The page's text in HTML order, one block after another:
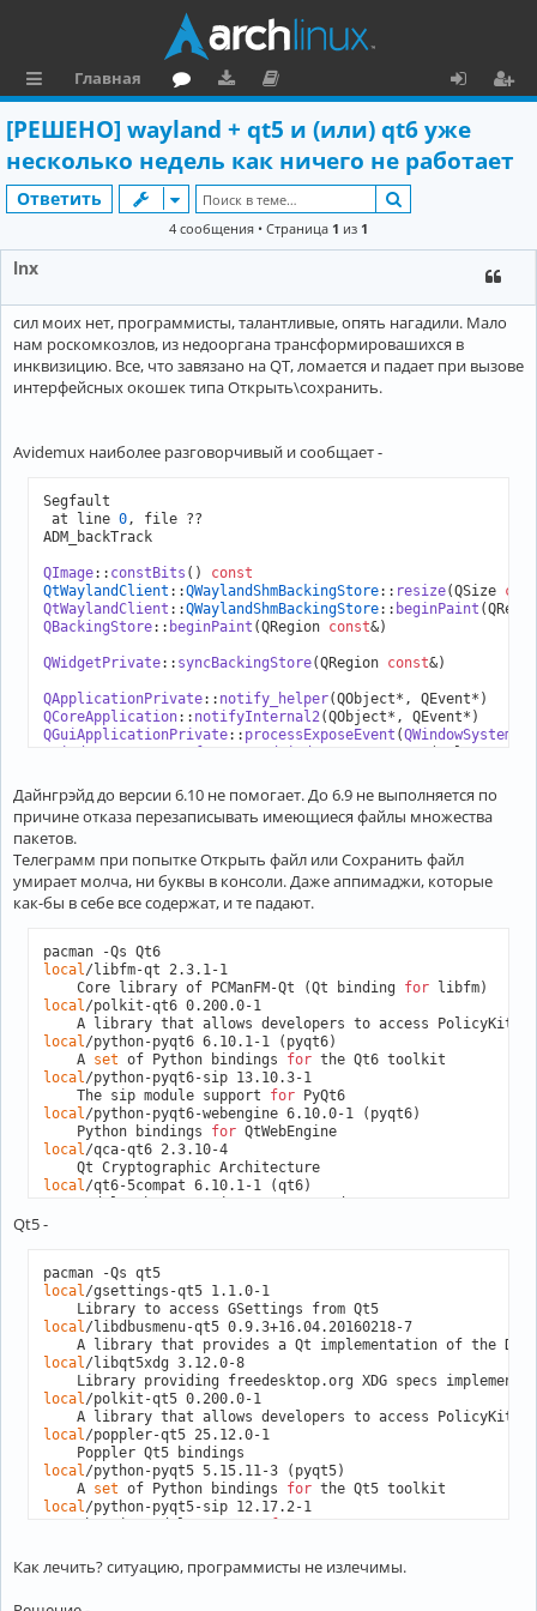
л
и
Главная
м
зк
и
м
е
н
ц
и
а
и
я
[РЕШЕНО] wayland + qt5 и (или) qt6 уже
несколько недель как ничего не работает
Ответить
4 сообщения • Страница 1 из 1
lnx
сил моих нет, программисты, талантливые, опять нагадили. Мало
нам роскомкозлов, из недооргана трансформировашихся в
инквизицию. Все, что завязано на QT, ломается и падает при вызове
интерфейсных окошек типа Открыть\сохранить.
Avidemux наиболее разговорчивый и сообщает -
Segfault
at line 0, file ??
ADM_backTrack
QImage:: constBits () const
QtWaylandClient ::QWaylandShmBackingStore:: resize(QSize
QtWaylandClient ::QWaylandShmBackingStore:: beginPaint
QBackingStore:: beginPaint (QRegion const&)
QWidgetPrivate:: syncBackingStore(QRegion const&)
QApplicationPrivate:: notify_helper
QCoreApplication:: notifyInternal2
QGuiApplicationPrivate:: processExposeEvent (
QEventDispatcherGlib
processEvents (QFlags<
QEventLoop::exec(QFlags<QEventLoop::ProcessEventsFlag
QDialog
QFileDialog::getOpenFileUrl (QWidget*, QString const
QFileDialog ::getOpenFileName(QWidget*, QString const&,
Дайнгрэйд до версии 6.10 не помогает. До 6.9 не выполняется по
причине отказа перезаписывать имеющиеся файлы множества
пакетов.
Телеграмм при попытке Открыть файл или Сохранить файл
умирает молча, ни буквы в консоли. Даже аппимаджи, которые
как-бы в себе все содержат, и те падают.
local/libfm-qt 2.3.1-1
    Core library of PCManFM-Qt (Qt binding
for
local/polkit-qt6 0.200.0-1
A library that allows developers to access PolicyKit
local/python-pyqt6 6.10.1-1 (pyqt6)
    A
set of Python bindings for
local/python-pyqt6-sip 13.10.3-1
    The sip module support
for
local/python-pyqt6-webengine 6.10.0-1 (pyqt6)
    Python bindings
for
local/qca-qt6 2.3.10-4
local/qt6-5compat 6.10.1-1 (qt6)
local
    Classes
for
local/qt6-imageformats 6.10.1-1 (qt6)
    Plugins
for
local/qt6-multimedia 6.10.1-1 (qt6)
    Classes
for
local/qt6-multimedia-ffmpeg 6.10.1-1
    FFMpeg backend
for
local/qt6-positioning 6.10.1-1 (qt6)
local/qt6-shadertools 6.10.1-1 (qt6)
    Provides functionality
in
local /qt6-speech 6.10.1-1 (qt6)
local/qt6-tools 6.10.1-1 (qt6)
Qt5 -
local/gsettings-qt5 1.1.0-1
local/libdbusmenu-qt5 0.9.3+16.04.20160218-7
local/libqt5xdg 3.12.0-8
Library providing freedesktop.org XDG specs
local/polkit-qt5 0.200.0-1
A library that allows developers to access PolicyKit
local/poppler-qt5 25.12.0-1
local/python-pyqt5 5.15.11-3 (pyqt5)
    A
set of Python bindings for
local/python-pyqt5-sip 12.17.2-1
/qscintilla-qt5 2.14.1-4
Как лечить? ситуацию, программисты не излечимы.